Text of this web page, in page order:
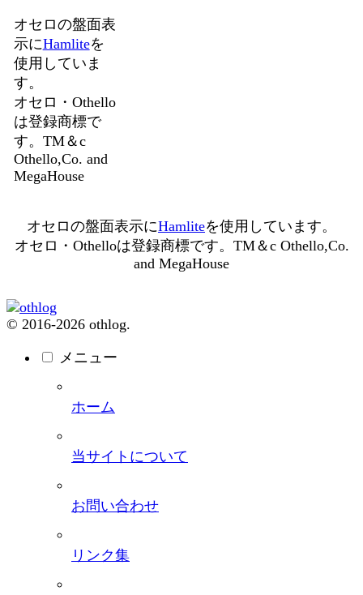
オセロの盤面表
示にHamliteを
使用していま
す。
オセロ・Othello
は登録商標で
す。TM＆c
Othello,Co. and
MegaHouse
オセロの盤面表示にHamliteを使用しています。
オセロ・Othelloは登録商標です。TM＆c Othello,Co.
and MegaHouse
© 2016-2026 othlog.
メニュー
ホーム
当サイトについて
お問い合わせ
リンク集